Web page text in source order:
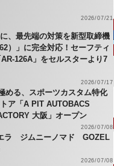
2026/07/21
、最先端の対策を新型取締機
）」に完全対応！セーフティ
126A」をセルスターより7
2026/07/17
める、スポーツカスタム特化
ア「A PIT AUTOBACS
大阪」オープン
2026/07/08
ラ ジムニーノマド GOZEL
2026/07/08